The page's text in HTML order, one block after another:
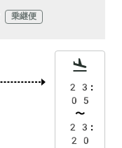
乗継便
23:
05
〜
23:
20